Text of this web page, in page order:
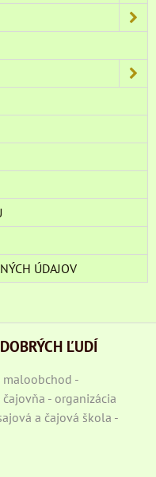
ÚDAJOV
ĽUDÍ
maloobchod -
- organizácia
a čajová škola -